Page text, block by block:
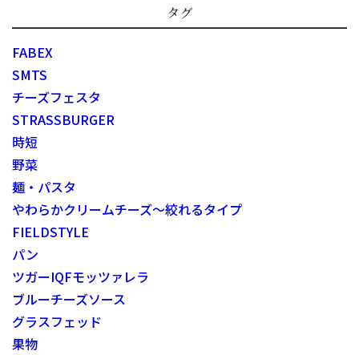
タグ
FABEX
SMTS
チーズフェスタ
STRASSBURGER
時短
野菜
麺・パスタ
やわらかクリームチーズ～絞れるタイプ
FIELDSTYLE
パン
ツガーIQFモッツァレラ
ブルーチーズソース
グラスフェッド
果物